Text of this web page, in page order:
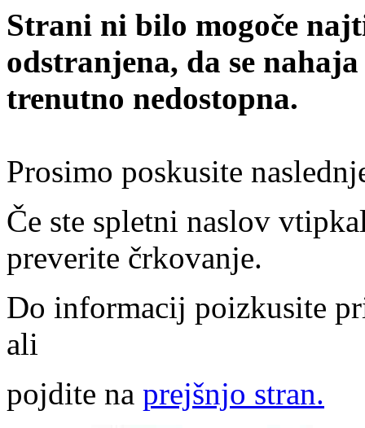
Strani ni bilo mogoče
odstranjena, da se
trenutno nedostopna.
Prosimo poskusite
Če ste spletni naslov
preverite črkovanje.
Do informacij poizkusite
ali
pojdite na prejšnjo stran.